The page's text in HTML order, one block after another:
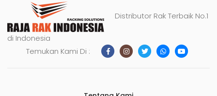
Distributor Rak Terbaik No.1
di Indonesia
Temukan Kami Di :